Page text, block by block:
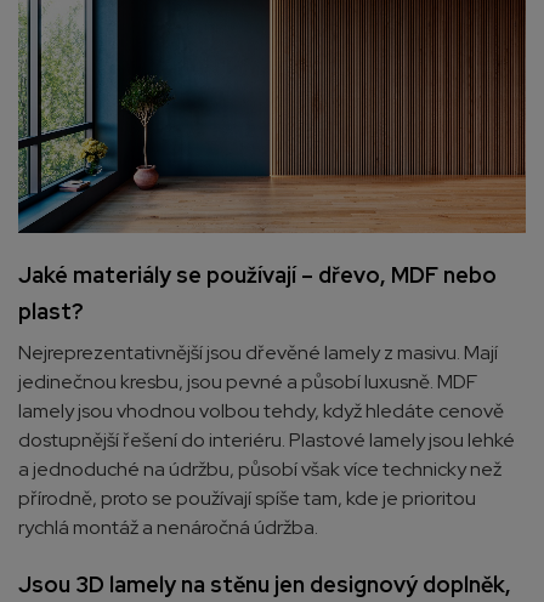
Jaké materiály se používají – dřevo, MDF nebo
plast?
Nejreprezentativnější jsou dřevěné lamely z masivu. Mají
jedinečnou kresbu, jsou pevné a působí luxusně. MDF
lamely jsou vhodnou volbou tehdy, když hledáte cenově
dostupnější řešení do interiéru. Plastové lamely jsou lehké
a jednoduché na údržbu, působí však více technicky než
přírodně, proto se používají spíše tam, kde je prioritou
rychlá montáž a nenáročná údržba.
Jsou 3D lamely na stěnu jen designový doplněk,